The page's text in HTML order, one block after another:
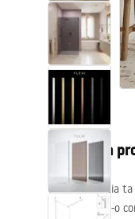
Dusuri
Descrierea
Creează în baia
Rea Flexi
într-o